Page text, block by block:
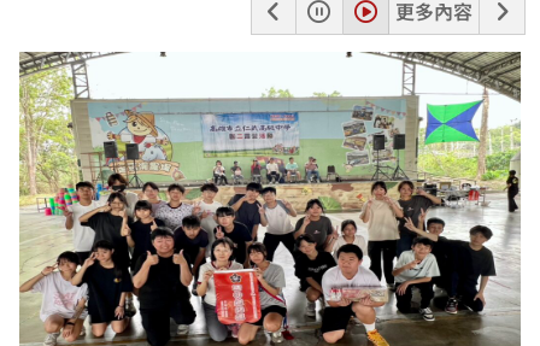
張
暫
停
播
放
更多內容
下
一
張